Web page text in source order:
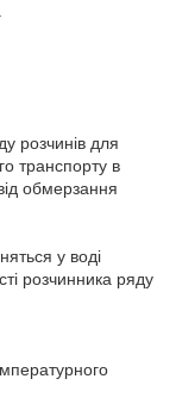
розчинів для
транспорту в
обмерзання
у воді
розчинника ряду